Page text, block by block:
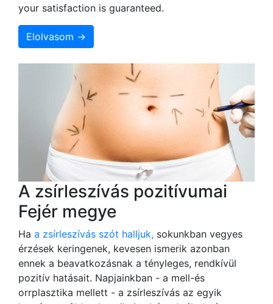
your satisfaction is guaranteed.
Elolvasom →
A zsírleszívás pozitívumai
Fejér megye
Ha a zsírleszívás szót halljuk, sokunkban vegyes
érzések keringenek, kevesen ismerik azonban
ennek a beavatkozásnak a tényleges, rendkívül
pozitív hatásait. Napjainkban - a mell-és
orrplasztika mellett - a zsírleszívás az egyik